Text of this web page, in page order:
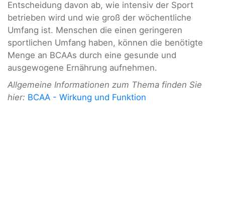
Entscheidung davon ab, wie intensiv der Sport
betrieben wird und wie groß der wöchentliche
Umfang ist. Menschen die einen geringeren
sportlichen Umfang haben, können die benötigte
Menge an BCAAs durch eine gesunde und
ausgewogene Ernährung aufnehmen.
Allgemeine Informationen zum Thema finden Sie
hier: BCAA - Wirkung und Funktion